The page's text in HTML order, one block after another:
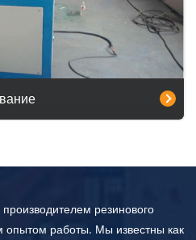
резинового
опытом работы. Мы известны как